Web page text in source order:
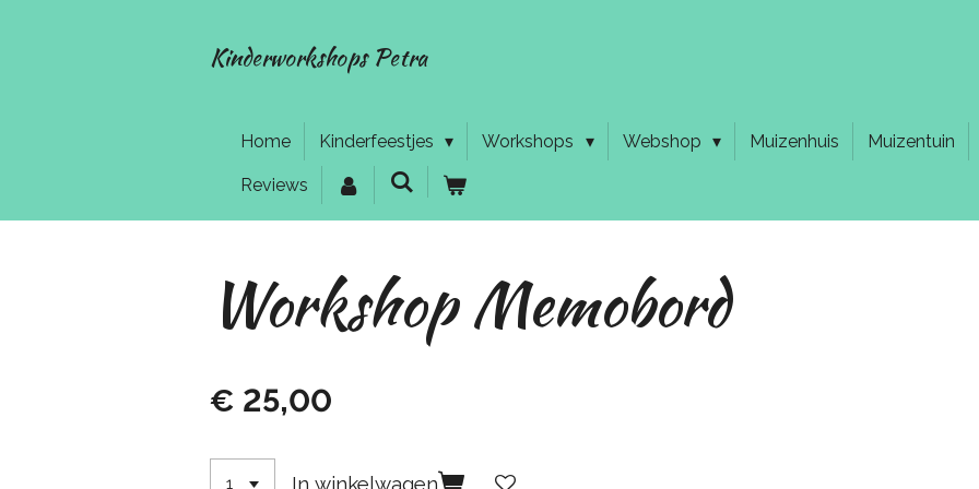
Kinderworkshops Petra
Home Kinderfeestjes Workshops Webshop Muizenhuis Muizentuin
Reviews
Workshop Memobord
€ 25,00
In winkelwagen